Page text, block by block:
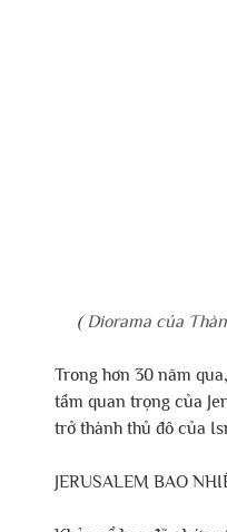
( Diorama của
Trong hơn 30 năm
tầm quan trọng của
trở thành thủ đô của
JERUSALEM BAO